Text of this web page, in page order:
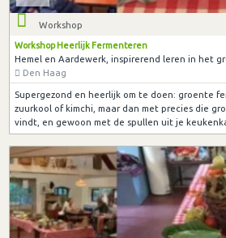
Workshop
Workshop Heerlijk Fermenteren
Hemel en Aardewerk, inspirerend leren in het
Den Haag
Supergezond en heerlijk om te doen: groente
zuurkool of kimchi, maar dan met precies die
vindt, en gewoon met de spullen uit je